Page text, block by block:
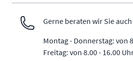
Gerne beraten wir Sie
Montag - Donnerstag: von
Freitag: von 8.00 - 16.00